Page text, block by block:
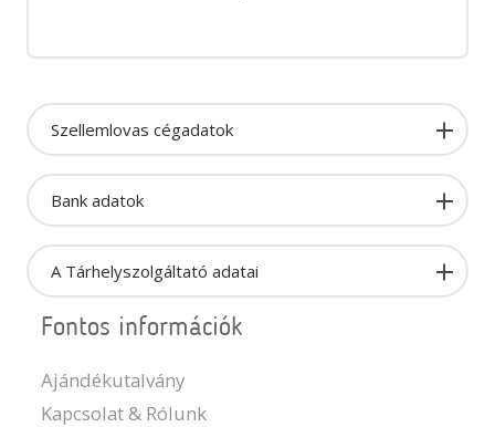
Szellemlovas cégadatok
Bank adatok
A Tárhelyszolgáltató adatai
Fontos információk
Ajándékutalvány
Kapcsolat & Rólunk